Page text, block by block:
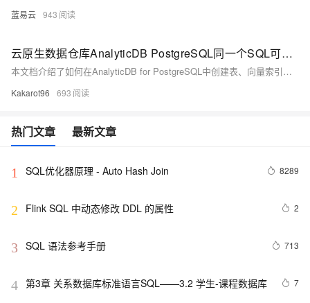
蓝易云 943
云原生数据仓库AnalyticDB PostgreSQL同一个SQL可以实现向量索引、全文索引GIN、普通索引BTREE混合查询，简化业务实现逻辑、提升查询性能
本文档介绍了如何在AnalyticDB for PostgreSQL中创建表、向量索引及混合检索的实现步骤。主要内容包括：创建`articles`表并设置向量存储格式，创建ANN向量索引，为表增加`username`和`time`列，建立BTREE索引和GIN全文检索索引，并展示了查询结果。参考文档提供了详细的SQL语句和配置说明。
Kakarot96 693
热门文章 最新文章
1 SQL优化器原理 - Auto Hash Join 8289
2 Flink SQL 中动态修改 DDL 的属性 2
3 SQL 语法参考手册 713
4 第3章 关系数据库标准语言SQL——3.2 学生-课程数据库 7